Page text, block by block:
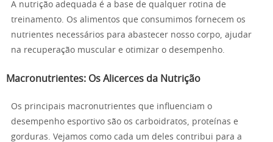
A nutrição adequada é a base de qualquer rotina de
treinamento. Os alimentos que consumimos fornecem os
nutrientes necessários para abastecer nosso corpo, ajudar
na recuperação muscular e otimizar o desempenho.
Macronutrientes: Os Alicerces da Nutrição
Os principais macronutrientes que influenciam o
desempenho esportivo são os carboidratos, proteínas e
gorduras. Vejamos como cada um deles contribui para a